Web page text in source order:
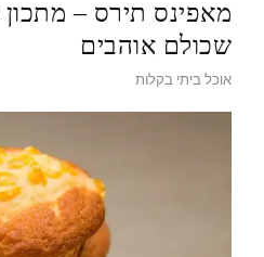
מאפינס תירס – מתכון
שכולם אוהבים
אוכל ביתי בקלות